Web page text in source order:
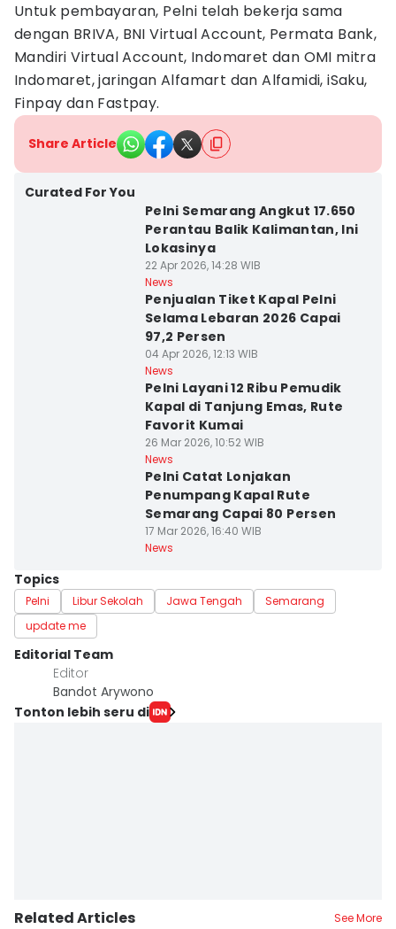
Untuk pembayaran, Pelni telah bekerja sama
dengan BRIVA, BNI Virtual Account, Permata Bank,
Mandiri Virtual Account, Indomaret dan OMI mitra
Indomaret, jaringan Alfamart dan Alfamidi, iSaku,
Finpay dan Fastpay.
Share Article
Curated For You
Pelni Semarang Angkut 17.650
Perantau Balik Kalimantan, Ini
Lokasinya
22 Apr 2026, 14:28 WIB
News
Penjualan Tiket Kapal Pelni
Selama Lebaran 2026 Capai
97,2 Persen
04 Apr 2026, 12:13 WIB
News
Pelni Layani 12 Ribu Pemudik
Kapal di Tanjung Emas, Rute
Favorit Kumai
26 Mar 2026, 10:52 WIB
News
Pelni Catat Lonjakan
Penumpang Kapal Rute
Semarang Capai 80 Persen
17 Mar 2026, 16:40 WIB
News
Topics
Pelni Libur Sekolah Jawa Tengah
Semarang
update me
Editorial Team
Editor
Bandot Arywono
Tonton lebih seru di
Related Articles See More